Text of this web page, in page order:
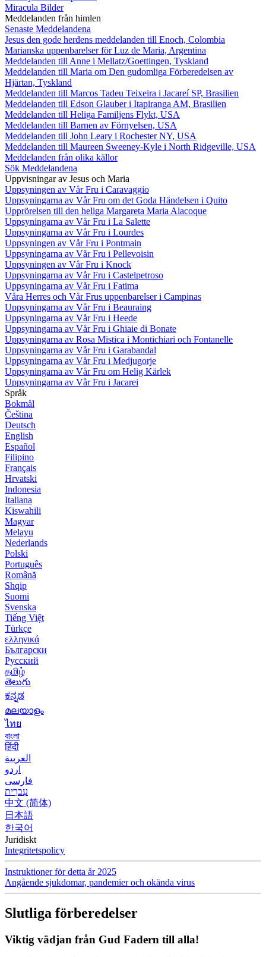
Miracula Bilder
Meddelanden från himlen
Senaste Meddelandena
Jesus den gode herdens meddelanden till Enoch, Colombia
Marianska uppenbarelser för Luz de Maria, Argentina
Meddelanden till Anne i Mellatz/Goettingen, Tyskland
Meddelanden till Maria om Den gudomliga Förberedelsen av
Hjärtan, Tyskland
Meddelanden till Marcos Tadeu Teixeira i Jacareí SP, Brasilien
Meddelanden till Edson Glauber i Itapiranga AM, Brasilien
Meddelanden till Heliga Familjens Flykt, USA
Meddelanden till Barnen av Förnyelsen, USA
Meddelanden till John Leary i Rochester NY, USA
Meddelanden till Maureen Sweeney-Kyle i North Ridgeville, USA
Meddelanden från olika källor
Sök Meddelandena
Uppvisningar av Jesus och Maria
Uppsyningen av Vår Fru i Caravaggio
Uppsyningarna av Vår Fru om det Goda Händelsen i Quito
Upprörelsen till den heliga Margareta Maria Alacoque
Uppsyningarna av Vår Fru i La Salette
Uppsyningarna av Vår Fru i Lourdes
Uppsyningen av Vår Fru i Pontmain
Uppsyningarna av Vår Fru i Pellevoisin
Uppsyningen av Vår Fru i Knock
Uppsyningarna av Vår Fru i Castelpetroso
Uppsyningarna av Vår Fru i Fatima
Våra Herres och Vår Frus uppenbarelser i Campinas
Uppsyningarna av Vår Fru i Beauraing
Uppsyningarna av Vår Fru i Heede
Uppsyningarna av Vår Fru i Ghiaie di Bonate
Uppsyningarna av Rosa Mistica i Montichiari och Fontanelle
Uppsyningarna av Vår Fru i Garabandal
Uppsyningarna av Vår Fru i Medjugorje
Uppsyningarna av Vår Fru om Helig Kärlek
Uppsyningarna av Vår Fru i Jacarei
Språk
Bokmål
Čeština
Deutsch
English
Español
Filipino
Français
Hrvatski
Indonesia
Italiana
Kiswahili
Magyar
Melayu
Nederlands
Polski
Português
Română
Shqip
Suomi
Svenska
Tiếng Việt
Türkçe
ελληνικά
Български
Русский
தமிழ்
తెలుగు
ಕನ್ನಡ
മലയാളം
ไทย
বাংলা
हिंदी
العربية
اردو
فارسی
עִברִית
中文 (简体)
日本語
한국어
Juridiskt
Integritetspolicy
Instruktioner för detta år 2025
Angående sjukdomar, pandemier och okända virus
Slutliga förberedelser
Viktig vädjan från Gud Fadern till alla!